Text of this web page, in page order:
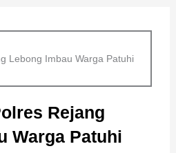
Lebong Imbau Warga Patuhi
Rejang
Warga Patuhi